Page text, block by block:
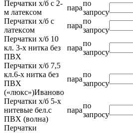
Перчатки х/б с 2-
м латексом
пара
по
запросу
Перчатки х/б с
латексом
пара
по
запросу
Перчатки х/б 10
кл. 3-х нитка без
ПВХ
пара
по
запросу
Перчатки х/б 7,5
кл.6-х нитка без
ПВХ
(«люкс»)Иваново
пара
по
запросу
Перчатки х/б 5-х
нитевые бел.с
ПВХ (волна)
пара
по
запросу
Перчатки